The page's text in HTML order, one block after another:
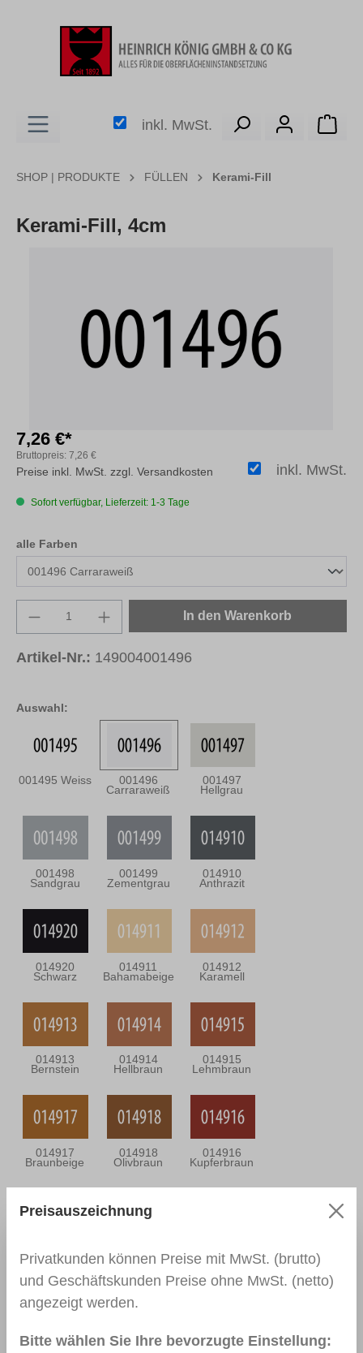
inkl. MwSt.
SHOP | PRODUKTE FÜLLEN Kerami-Fill
Kerami-Fill, 4cm
Auswahl:
001495 Weiss 001496
Carraraweiß
001497
Hellgrau
001498
Sandgrau
001499
Zementgrau
014910
Anthrazit
014920
Schwarz
014911
Bahamabeige
014912
Karamell
014913
Bernstein
014914
Hellbraun
014915
Lehmbraun
014917
Braunbeige
014918
Olivbraun
014916
Kupferbraun
Dunkelbraun
001494 Grün 001493 Blau
7,26 €*
Bruttopreis: 7,26 €
inkl. MwSt.
Preise inkl. MwSt. zzgl. Versandkosten
Sofort verfügbar, Lieferzeit: 1-3 Tage
alle Farben
Produkt Anzahl: Gib den gewünschten
In den Warenkorb
Artikel-Nr.: 149004001496
Preisauszeichnung
Privatkunden können Preise mit MwSt. (brutto)
und Geschäftskunden Preise ohne MwSt. (netto)
angezeigt werden.
Bitte wählen Sie Ihre bevorzugte Einstellung: